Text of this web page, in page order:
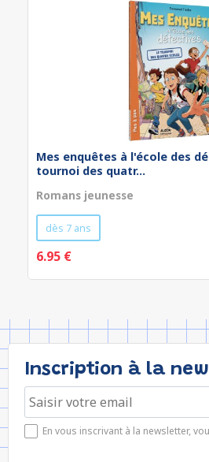
Mes enquêtes à l'école des
tournoi des quatr...
Romans jeunesse
dès 7 ans
6.95 €
Inscription à la
En vous inscrivant à la newsletter,